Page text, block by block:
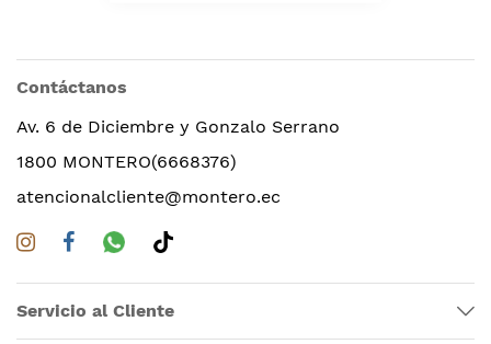
Contáctanos
Av. 6 de Diciembre y Gonzalo Serrano
1800 MONTERO(6668376)
atencionalcliente@montero.ec
Servicio al Cliente